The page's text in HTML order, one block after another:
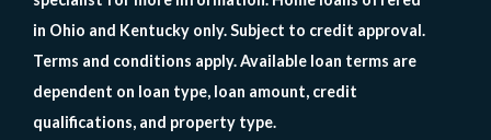
in Ohio and Kentucky only. Subject to credit approval.
Terms and conditions apply. Available loan terms are
dependent on loan type, loan amount, credit
qualifications, and property type.